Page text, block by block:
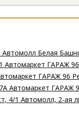
Автомолл Белая
Автомаркет ГАРАЖ
ГАРАЖ 96
Автомаркет
4/1 Автомолл, 2-